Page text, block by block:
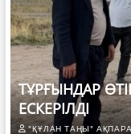
ТҰРҒЫНДАР
ЕСКЕРІЛДІ
"ҚҰЛАН ТАҢЫ"